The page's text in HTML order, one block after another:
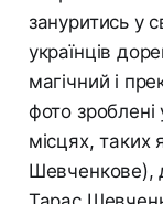
зануритись у
українців
магічний і
фото зроблені
місцях, таких
Шевченкове),